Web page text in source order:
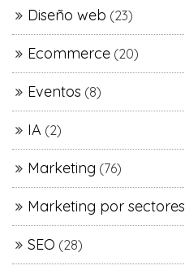
Diseño web (23)
Ecommerce (20)
Eventos (8)
IA (2)
Marketing (76)
Marketing por sectores
SEO (28)